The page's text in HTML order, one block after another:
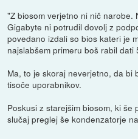
"Z biosom verjetno ni nič
Gigabyte ni potrudil dovolj z
povedano izdali so bios kateri je
najslabšem primeru boš rabil
Ma, to je skoraj neverjetno, da bi
tisoče uporabnikov.
Poskusi z starejšim biosom, ki
slučaj preglej še kondenzatorje